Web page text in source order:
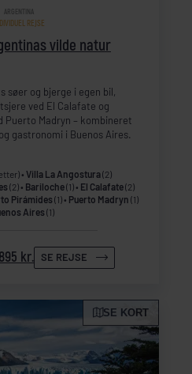
vilde natur
ARGENTINA
REJSE
søer og bjerge i egen bil,
ved El Calafate og
Puerto Madryn – kombineret
gastronomi i Buenos Aires.
Villa La Angostura(2)
(2) Bariloche(1) El Calafate(2)
Pirámides (1) Puerto Madryn (1)
Aires (1)
kr. SE REJSE
SE KORT